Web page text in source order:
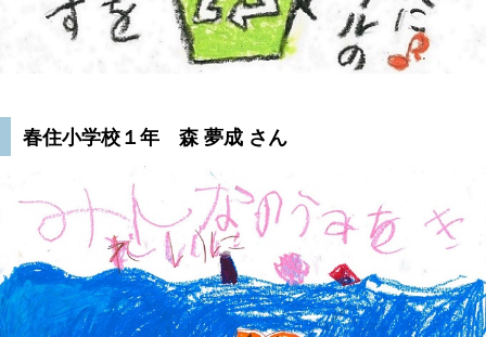
春住小学校１年 森 夢成 さん